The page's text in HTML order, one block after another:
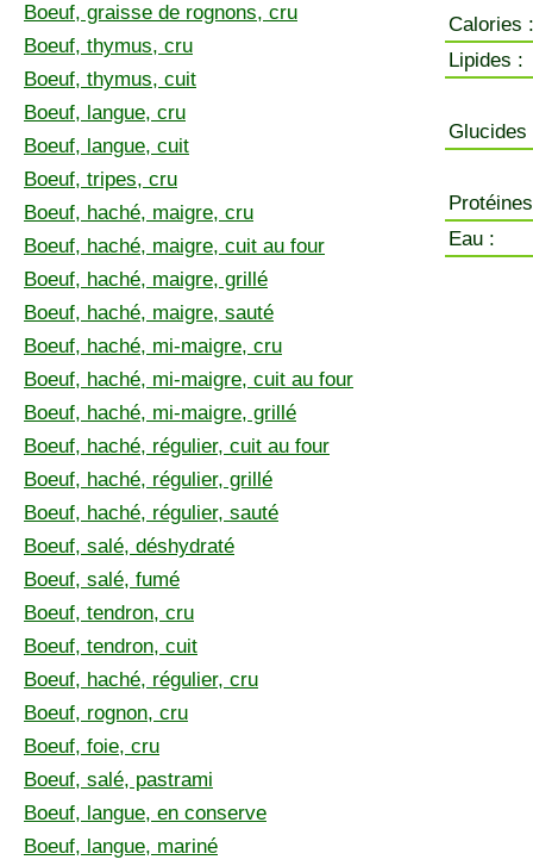
Boeuf, graisse de rognons, cru
Boeuf, thymus, cru
Boeuf, thymus, cuit
Boeuf, langue, cru
Boeuf, langue, cuit
Boeuf, tripes, cru
Boeuf, haché, maigre, cru
Boeuf, haché, maigre, cuit au four
Boeuf, haché, maigre, grillé
Boeuf, haché, maigre, sauté
Boeuf, haché, mi-maigre, cru
Boeuf, haché, mi-maigre, cuit au four
Boeuf, haché, mi-maigre, grillé
Boeuf, haché, régulier, cuit au four
Boeuf, haché, régulier, grillé
Boeuf, haché, régulier, sauté
Boeuf, salé, déshydraté
Boeuf, salé, fumé
Boeuf, tendron, cru
Boeuf, tendron, cuit
Boeuf, haché, régulier, cru
Boeuf, rognon, cru
Boeuf, foie, cru
Boeuf, salé, pastrami
Boeuf, langue, en conserve
Boeuf, langue, mariné
Calories :
Lipides :
Glucides
Eau :